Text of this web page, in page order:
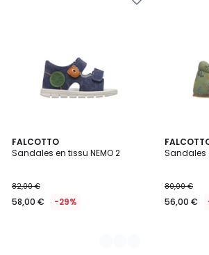
FALCOTTO
Sandales en tissu NEMO 2
82,00 €
58,00 € -29%
2
Couleurs
Sandales
80,00 €
56,00 €